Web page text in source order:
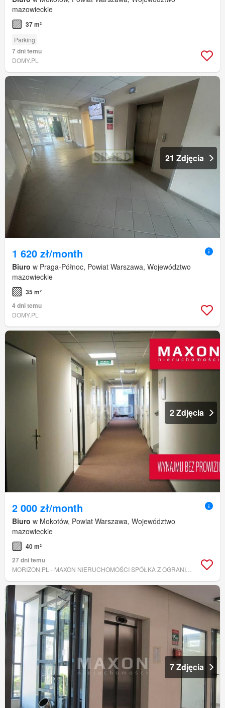
mazowieckie
37 m²
Parking
7 dni temu
DOMY.PL
21 Zdjęcia
1 620 zł/month
Biuro w Praga-Północ, Powiat Warszawa, Województwo
mazowieckie
35 m²
4 dni temu
DOMY.PL
2 Zdjęcia
2 000 zł/month
Biuro w Mokotów, Powiat Warszawa, Województwo
mazowieckie
40 m²
27 dni temu
7 Zdjęcia